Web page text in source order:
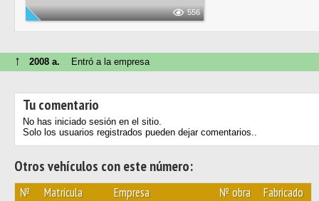
556
↑ 2008 a. Entró a la empresa
Tu comentario
No has iniciado sesión en el sitio.
Solo los usuarios registrados pueden dejar comentarios..
Otros vehículos con este número:
№ Matrícula Empresa № obra Fabricado